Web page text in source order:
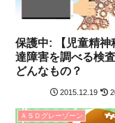
保護中: 【児童精神
達障害を調べる検
どんなもの？
2015.12.19
ＡＳＤグレーゾーン